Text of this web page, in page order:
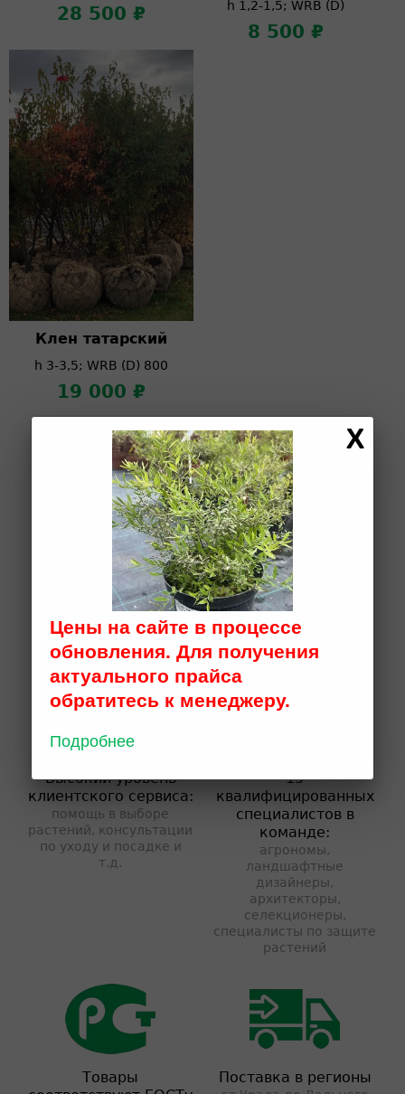
28 500 ₽ h 1,2-1,5; WRB (D)
8 500 ₽
Клен татарский
h 3-3,5; WRB (D) 800
19 000 ₽
ПОЧЕМУ СТОИТ
ВЫБРАТЬ ИМЕННО
НАС
Высокий уровень
клиентского сервиса:
помощь в выборе
растений, консультации
по уходу и посадке и
т.д.
15
квалифицированных
специалистов в
команде:
агрономы,
ландшафтные
дизайнеры,
архитекторы,
селекционеры,
специалисты по защите
растений
Товары
Поставка в регионы
Цены на сайте в процессе
обновления. Для получения
актуального прайса
обратитесь к менеджеру.
Подробнее